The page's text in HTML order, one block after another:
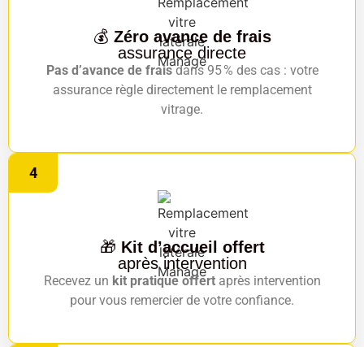
💰 Zéro avance de frais
assurance directe
Pas d’avance de fraisdans 95 % des cas : votre
assurance règle directement le remplacement
vitrage.
4
🎁 Kit d’accueil offert
après intervention
Recevez un kit pratique offertaprès intervention
pour vous remercier de votre confiance.